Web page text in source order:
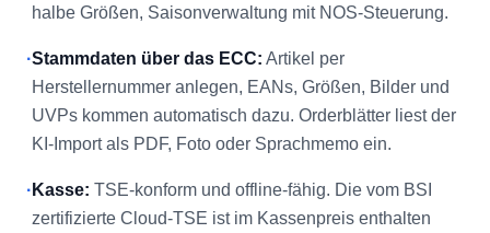
halbe Größen, Saisonverwaltung mit NOS-Steuerung.
·Stammdaten über das ECC: Artikel per
Herstellernummer anlegen, EANs, Größen, Bilder und
UVPs kommen automatisch dazu. Orderblätter liest der
KI-Import als PDF, Foto oder Sprachmemo ein.
· Kasse: TSE-konform und offline-fähig. Die vom BSI
zertifizierte Cloud-TSE ist im Kassenpreis enthalten